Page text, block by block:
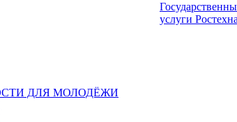
услуги
ДЛЯ МОЛОДЁЖИ